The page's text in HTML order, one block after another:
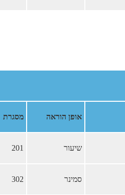
אופן הוראה מסגרת
שיעור 201
סמינר 302